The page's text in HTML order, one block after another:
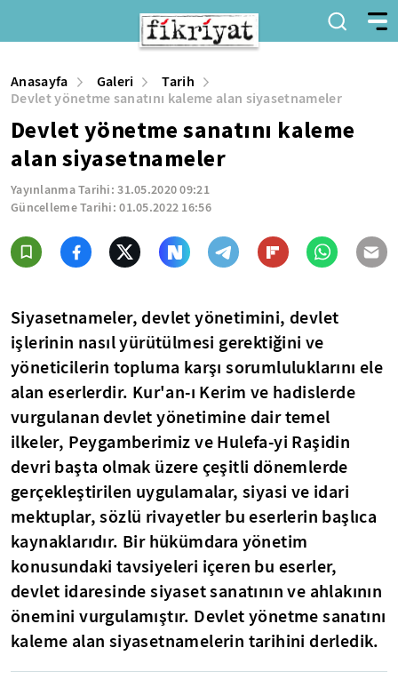
Anasayfa Galeri
Tarih
Devlet yönetme sanatını kaleme alan siyasetnameler
Devlet yönetme sanatını kaleme
alan siyasetnameler
Yayınlanma Tarihi:31.05.2020 09:21
Güncelleme Tarihi:01.05.2022 16:56
Siyasetnameler, devlet yönetimini, devlet
işlerinin nasıl yürütülmesi gerektiğini ve
yöneticilerin topluma karşı sorumluluklarını ele
alan eserlerdir. Kur'an-ı Kerim ve hadislerde
vurgulanan devlet yönetimine dair temel
ilkeler, Peygamberimiz ve Hulefa-yi Raşidin
devri başta olmak üzere çeşitli dönemlerde
gerçekleştirilen uygulamalar, siyasi ve idari
mektuplar, sözlü rivayetler bu eserlerin başlıca
kaynaklarıdır. Bir hükümdara yönetim
konusundaki tavsiyeleri içeren bu eserler,
devlet idaresinde siyaset sanatının ve ahlakının
önemini vurgulamıştır. Devlet yönetme sanatını
kaleme alan siyasetnamelerin tarihini derledik.